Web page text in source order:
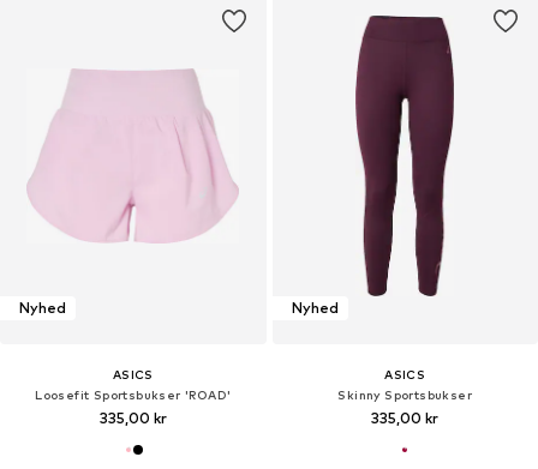
Nyhed
ASICS
Loosefit Sportsbukser 'ROAD'
335,00 kr
Nyhed
ASICS
Skinny Sportsbukser
335,00 kr